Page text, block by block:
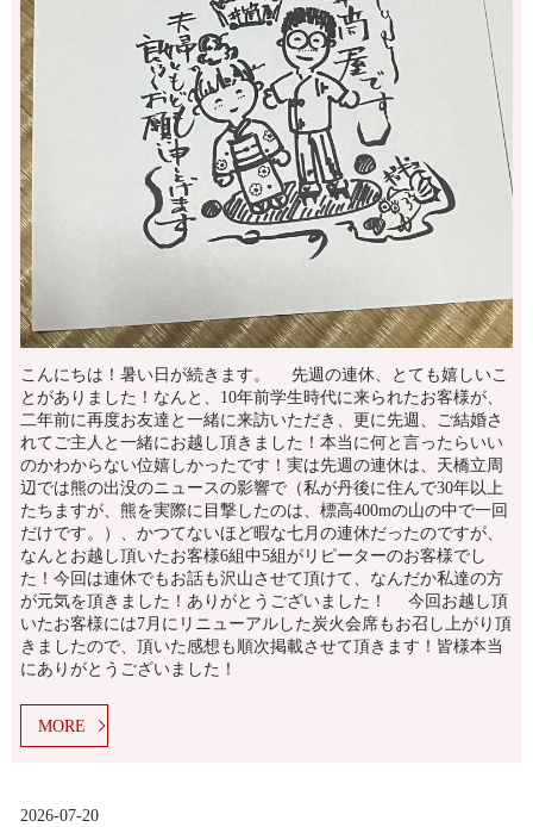
こんにちは！暑い日が続きます。 先週の連休、とても嬉しいこ
とがありました！なんと、10年前学生時代に来られたお客様が、
二年前に再度お友達と一緒に来訪いただき、更に先週、ご結婚さ
れてご主人と一緒にお越し頂きました！本当に何と言ったらいい
のかわからない位嬉しかったです！実は先週の連休は、天橋立周
辺では熊の出没のニュースの影響で（私が丹後に住んで30年以上
たちますが、熊を実際に目撃したのは、標高400mの山の中で一回
だけです。）、かつてないほど暇な七月の連休だったのですが、
なんとお越し頂いたお客様6組中5組がリピーターのお客様でし
た！今回は連休でもお話も沢山させて頂けて、なんだか私達の方
が元気を頂きました！ありがとうございました！ 今回お越し頂
いたお客様には7月にリニューアルした炭火会席もお召し上がり頂
きましたので、頂いた感想も順次掲載させて頂きます！皆様本当
にありがとうございました！
MORE
2026-07-20